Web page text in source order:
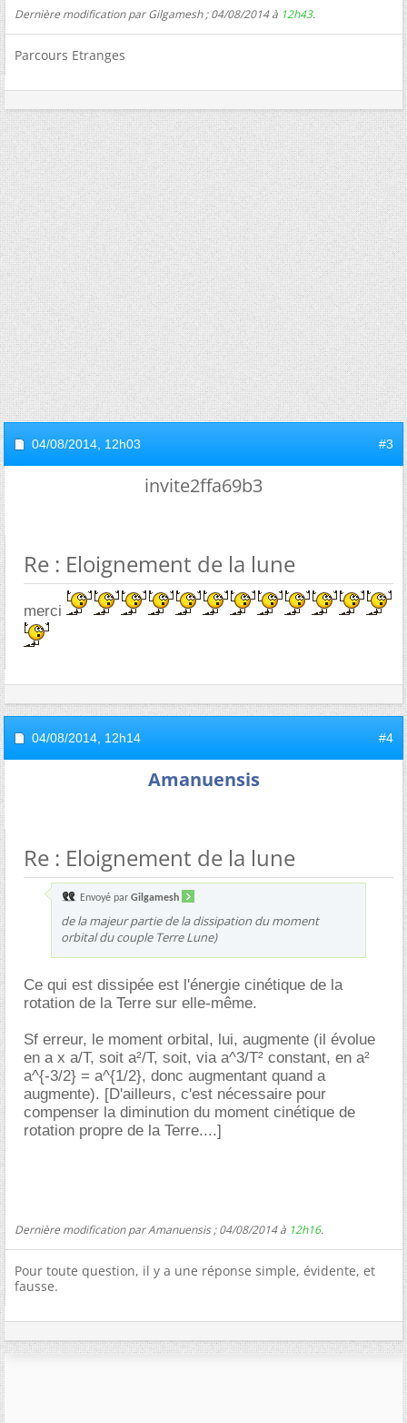
Dernière modification par Gilgamesh ; 04/08/2014 à 12h43.
Parcours Etranges
04/08/2014, 12h03 #3
invite2ffa69b3
Re : Eloignement de la lune
merci
04/08/2014, 12h14 #4
Amanuensis
Re : Eloignement de la lune
Envoyé par Gilgamesh
de la majeur partie de la dissipation du moment
orbital du couple Terre Lune)
Ce qui est dissipée est l'énergie cinétique de la
rotation de la Terre sur elle-même.
Sf erreur, le moment orbital, lui, augmente (il évolue
en a x a/T, soit a²/T, soit, via a^3/T² constant, en a²
a^{-3/2} = a^{1/2}, donc augmentant quand a
augmente). [D'ailleurs, c'est nécessaire pour
compenser la diminution du moment cinétique de
rotation propre de la Terre....]
Dernière modification par Amanuensis ; 04/08/2014 à 12h16.
Pour toute question, il y a une réponse simple, évidente, et
fausse.